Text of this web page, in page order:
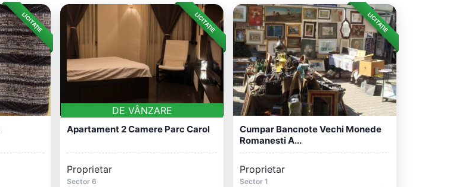
LICITAȚIE LICITAȚIE
DE VÂNZARE
Apartament 2 Camere Parc Carol
Proprietar
Sector 6
LICITAȚIE
Cumpar Bancnote Vechi Monede
Romanesti A...
Proprietar
Sector 1